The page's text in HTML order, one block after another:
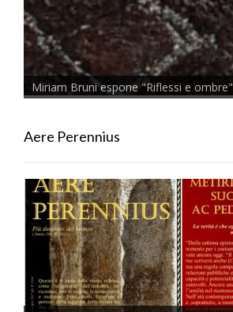
Miriam Bruni espone "Riflessi e ombre"
Aere Perennius